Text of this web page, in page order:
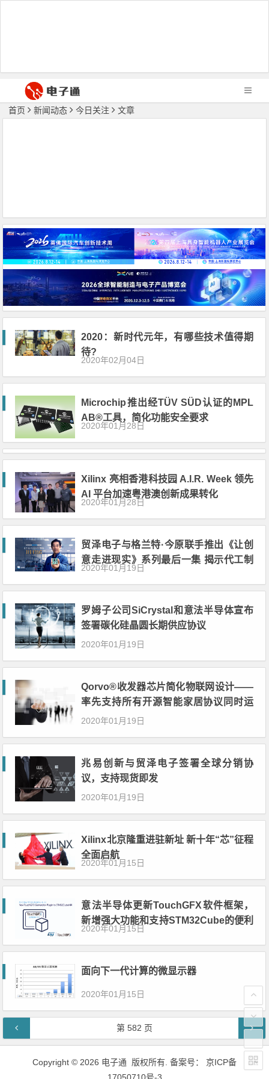
首页 新闻动态 今日关注 文章
2020：新时代元年，有哪些技术值得期
待?
2020年02月04日
Microchip推出经TÜV SÜD认证的MPL
AB®工具，简化功能安全要求
2020年01月28日
Xilinx 亮相香港科技园 A.I.R. Week 领先
AI 平台加速粤港澳创新成果转化
2020年01月28日
贸泽电子与格兰特·今原联手推出《让创
意走进现实》系列最后一集 揭示代工制
造背后的秘密
2020年01月19日
罗姆子公司SiCrystal和意法半导体宣布
签署碳化硅晶圆长期供应协议
2020年01月19日
Qorvo®收发器芯片简化物联网设计——
率先支持所有开源智能家居协议同时运
行
2020年01月19日
兆易创新与贸泽电子签署全球分销协
议，支持现货即发
2020年01月19日
Xilinx北京隆重进驻新址 新十年“芯”征程
全面启航
2020年01月15日
意法半导体更新TouchGFX软件框架，
新增强大功能和支持STM32Cube的便利
2020年01月15日
面向下一代计算的微显示器
2020年01月15日
文章导航 第 582 页
Copyright © 2026 电子通 版权所有. 备案号： 京ICP备